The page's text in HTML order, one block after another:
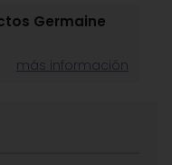
Germaine
más información